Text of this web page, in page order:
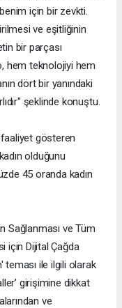
için bir zevkti.
ve eşitliğinin
bir parçası
hem teknolojiyi hem
dört bir yanındaki
şeklinde konuştu.
faaliyet gösteren
olduğunu
45 oranda kadın
Sağlanması ve Tüm
için Dijital Çağda
teması ile ilgili olarak
girişimine dikkat
ve